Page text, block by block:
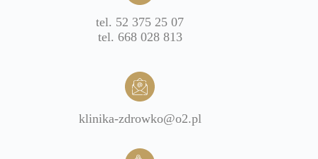
tel. 52 375 25 07
tel. 668 028 813
klinika-zdrowko@o2.pl